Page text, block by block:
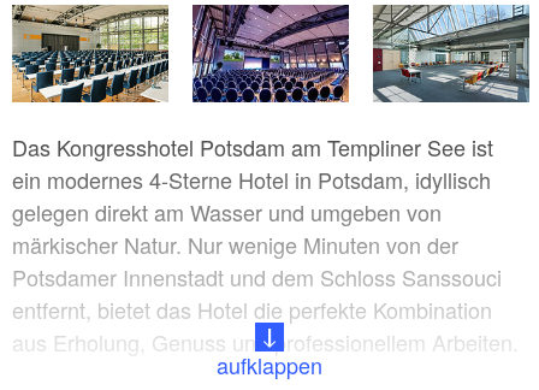
Das Kongresshotel Potsdam am Templiner See ist
ein modernes 4-Sterne Hotel in Potsdam, idyllisch
gelegen direkt am Wasser und umgeben von
märkischer Natur. Nur wenige Minuten von der
Potsdamer Innenstadt und dem Schloss Sanssouci
entfernt, bietet das Hotel die perfekte Kombination
aus Erholung, Genuss und professionellem Arbeiten.
aufklappen